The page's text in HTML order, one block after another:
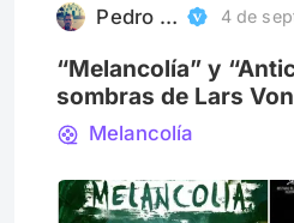
enfermedad es la
Pedro Irigoyen 4 de
“Melancolía” y
sombras de Lars
Melancolía